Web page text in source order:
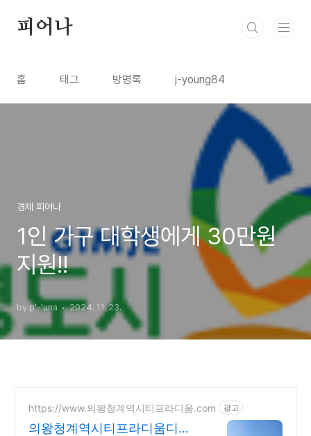
피어나
홈 태그 방명록 j-young84
경제 피어나
1인 가구 대학생에게 30만원
지원!!
by p'-'una 2024. 11. 23.
https://www.의왕청계역시티프라디움.com 광고
의왕청계역시티프라디움디하